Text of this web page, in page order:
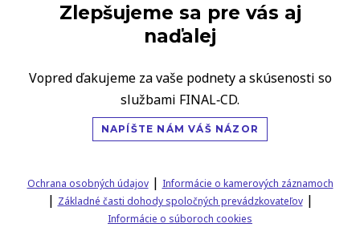
Zlepšujeme sa pre vás aj
naďalej
Vopred ďakujeme za vaše podnety a skúsenosti so
službami FINAL‑CD.
NAPÍŠTE NÁM VÁŠ NÁZOR
Ochrana osobných údajov| Informácie o kamerových záznamoch
| Základné časti dohody spoločných prevádzkovateľov|
Informácie o súboroch cookies